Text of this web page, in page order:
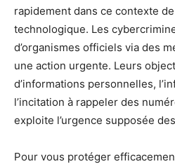
rapidement dans ce contexte
technologique. Les
d’organismes officiels via des
une action urgente. Leurs
d’informations personnelles,
l’incitation à rappeler des
exploite l’urgence supposée
Pour vous protéger